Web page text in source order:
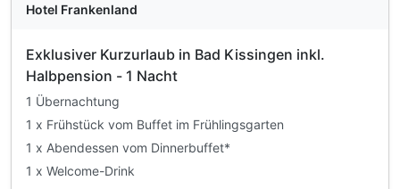
inkl. WLAN
Hotel Frankenland
Exklusiver Kurzurlaub in Bad Kissingen inkl.
Halbpension - 1 Nacht
1 Übernachtung
1 x Frühstück vom Buffet im Frühlingsgarten
1 x Abendessen vom Dinnerbuffet*
1 x Welcome-Drink